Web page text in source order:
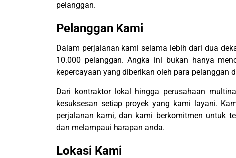
pelanggan.
Pelanggan Kami
Dalam perjalanan kami selama lebih dari dua
10.000 pelanggan. Angka ini bukan hanya
kepercayaan yang diberikan oleh para pelanggan
Dari kontraktor lokal hingga perusahaan
kesuksesan setiap proyek yang kami layani.
perjalanan kami, dan kami berkomitmen untuk
dan melampaui harapan anda.
Lokasi Kami